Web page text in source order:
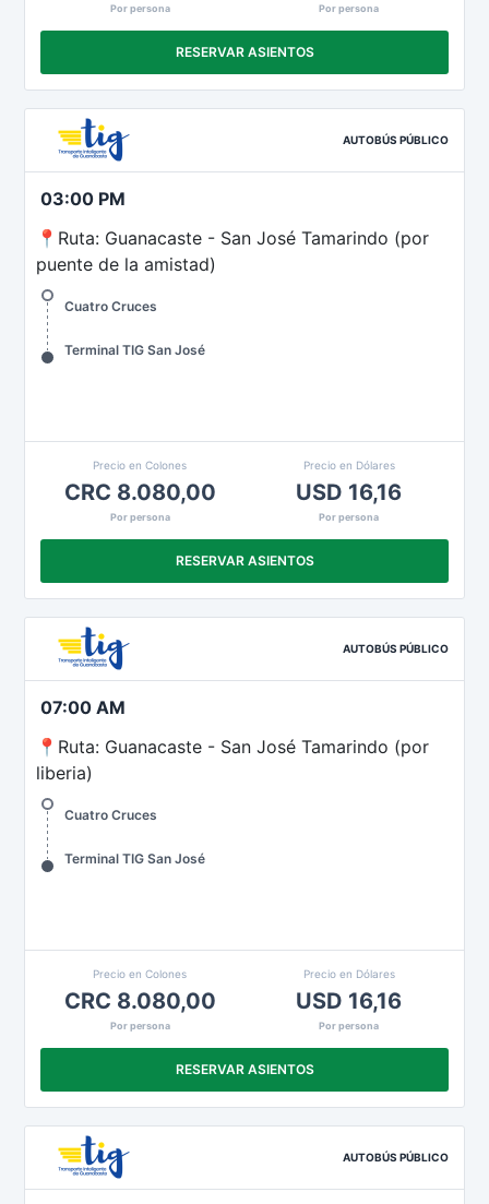
Por persona Por persona
RESERVAR ASIENTOS
AUTOBÚS PÚBLICO
03:00 PM
📍Ruta: Guanacaste - San José Tamarindo (por
puente de la amistad)
Cuatro Cruces
Terminal TIG San José
Precio en Colones
CRC 8.080,00
Por persona
Precio en Dólares
USD 16,16
Por persona
RESERVAR ASIENTOS
AUTOBÚS PÚBLICO
07:00 AM
📍Ruta: Guanacaste - San José Tamarindo (por
liberia)
Cuatro Cruces
Terminal TIG San José
Precio en Colones
CRC 8.080,00
Por persona
Precio en Dólares
USD 16,16
Por persona
RESERVAR ASIENTOS
AUTOBÚS PÚBLICO